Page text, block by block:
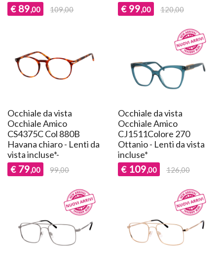
€ 89,00 109,00
€ 99,00 120,00
Occhiale da vista
Occhiale Amico
CS4375C Col 880B
Havana chiaro - Lenti da
vista incluse*-
€ 79,00 99,00
Occhiale da vista
Occhiale Amico
CJ1511Colore 270
Ottanio - Lenti da vista
incluse*
€ 109,00 126,00